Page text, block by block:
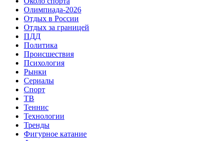
Олимпиада-2026
Отдых в России
Отдых за границей
ПДД
Политика
Происшествия
Психология
Рынки
Сериалы
Спорт
ТВ
Теннис
Технологии
Тренды
Фигурное катание